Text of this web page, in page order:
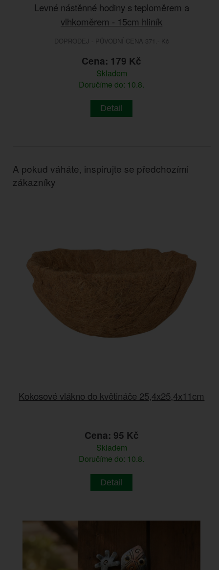
Levné nástěnné hodiny s teploměrem a
vlhkoměrem - 15cm hliník
DOPRODEJ - PŮVODNÍ CENA 371.- Kč
Cena: 179 Kč
Skladem
Doručíme do: 10.8.
Detail
A pokud váháte, inspirujte se předchozími
zákazníky
Kokosové vlákno do květináče 25,4x25,4x11cm
Cena: 95 Kč
Skladem
Doručíme do: 10.8.
Detail